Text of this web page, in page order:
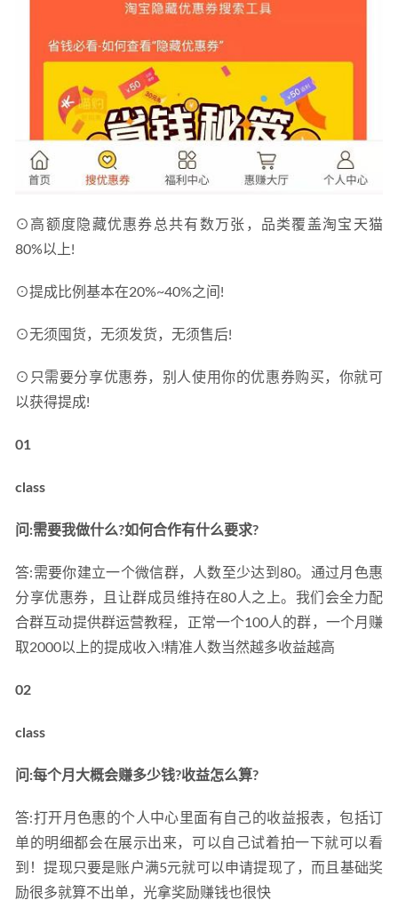
⊙高额度隐藏优惠券总共有数万张，品类覆盖淘宝天猫
80%以上!
⊙提成比例基本在20%~40%之间!
⊙无须囤货，无须发货，无须售后!
⊙只需要分享优惠券，别人使用你的优惠券购买，你就可
以获得提成!
01
class
问:需要我做什么?如何合作有什么要求?
答:需要你建立一个微信群，人数至少达到80。通过月色惠
分享优惠券，且让群成员维持在80人之上。我们会全力配
合群互动提供群运营教程，正常一个100人的群，一个月赚
取2000以上的提成收入!精准人数当然越多收益越高
02
class
问:每个月大概会赚多少钱?收益怎么算?
答:打开月色惠的个人中心里面有自己的收益报表，包括订
单的明细都会在展示出来，可以自己试着拍一下就可以看
到！提现只要是账户满5元就可以申请提现了，而且基础奖
励很多就算不出单，光拿奖励赚钱也很快